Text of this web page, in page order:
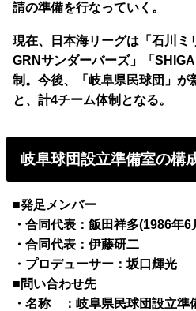
請の準備を行なっていく。
現在、日本海リーグは「石川ミ
GRNサンダーバーズ」「
制。今後、「岐阜県民球団」が
と、計4チーム体制となる。
岐阜球団設立準備室の構
■発足メンバー
・合同代表：飯田祥多(1986年6
・合同代表：伊藤研二
・プロデューサー：坂口輝光
■問い合わせ先
・名称 ：岐阜県民球団設立準